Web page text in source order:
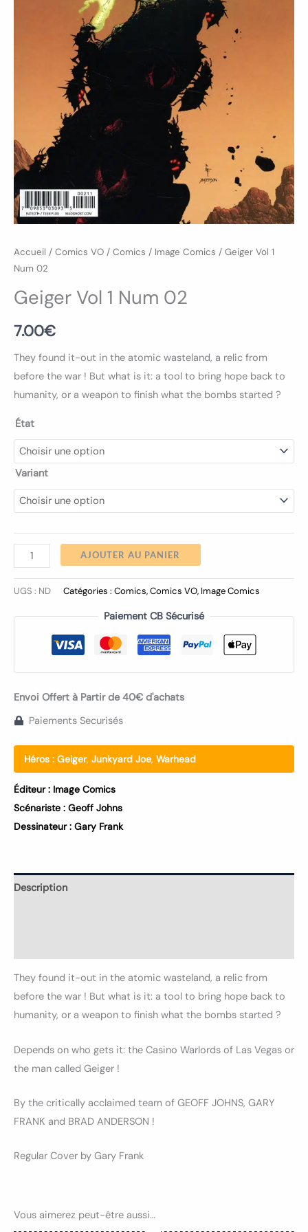
Accueil / Comics VO / Comics / Image Comics / Geiger Vol 1
Num 02
Geiger Vol 1 Num 02
7.00€
They found it-out in the atomic wasteland, a relic from
before the war ! But what is it: a tool to bring hope back to
humanity, or a weapon to finish what the bombs started ?
État
Variant
AJOUTER AU PANIER
UGS : ND Catégories : Comics,Comics VO, Image Comics
Paiement CB Sécurisé
Envoi Offert à Partir de 40€ d'achats
Paiements Securisés
Héros : Geiger, Junkyard Joe, Warhead
Éditeur : Image Comics
Scénariste : Geoff Johns
Dessinateur : Gary Frank
Description
They found it-out in the atomic wasteland, a relic from
before the war ! But what is it: a tool to bring hope back to
humanity, or a weapon to finish what the bombs started ?
Depends on who gets it: the Casino Warlords of Las Vegas or
the man called Geiger !
By the critically acclaimed team of GEOFF JOHNS, GARY
FRANK and BRAD ANDERSON !
Regular Cover by Gary Frank
Vous aimerez peut-être aussi…